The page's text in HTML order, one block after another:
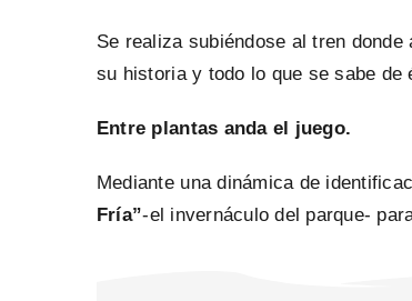
Se realiza subiéndose al tren
su historia y todo lo que se sabe
Entre plantas anda el juego.
Mediante una dinámica de
Fría”-el invernáculo del parque-